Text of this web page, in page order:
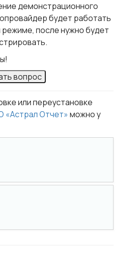
демонстрационного
будет работать
после нужно будет
вопрос
или переустановке
«Астрал Отчет» можно у